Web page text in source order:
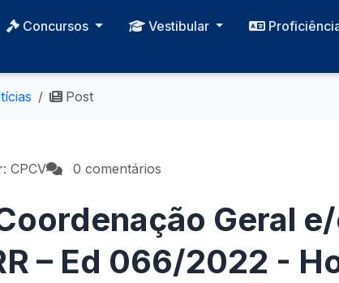
Concursos Vestibular
Post
CPCV 0 comentários
Geral
– Ed 066/2022 -